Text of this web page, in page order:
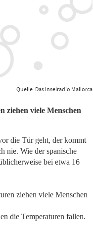
Quelle: Das Inselradio Mallorca
ziehen viele Menschen
die Tür geht, der kommt
nie. Wie der spanische
bei etwa 16
ziehen viele Menschen
die Temperaturen fallen.